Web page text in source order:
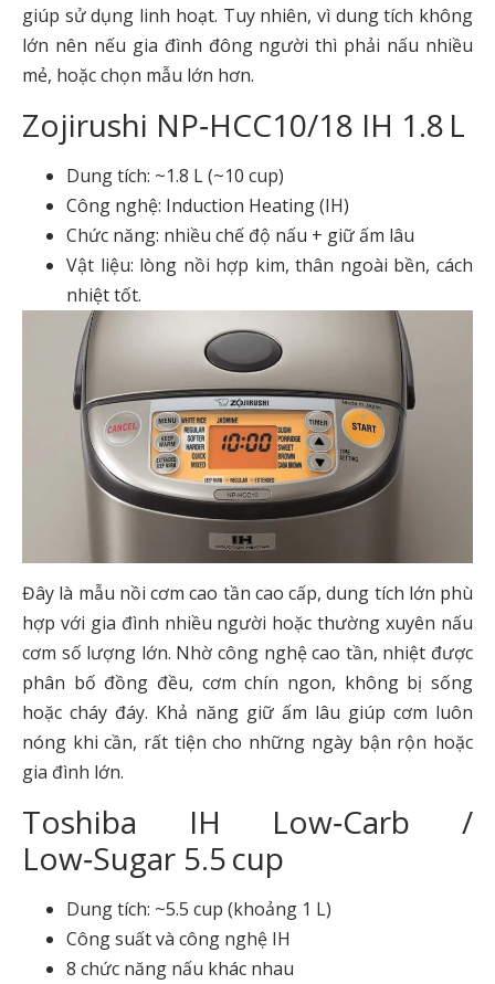
giúp sử dụng linh hoạt. Tuy nhiên, vì dung tích không
lớn nên nếu gia đình đông người thì phải nấu nhiều
mẻ, hoặc chọn mẫu lớn hơn.
Zojirushi NP‑HCC10/18 IH 1.8 L
Dung tích: ~1.8 L (~10 cup)
Công nghệ: Induction Heating (IH)
Chức năng: nhiều chế độ nấu + giữ ấm lâu
Vật liệu: lòng nồi hợp kim, thân ngoài bền, cách
nhiệt tốt.
Đây là mẫu nồi cơm cao tần cao cấp, dung tích lớn phù
hợp với gia đình nhiều người hoặc thường xuyên nấu
cơm số lượng lớn. Nhờ công nghệ cao tần, nhiệt được
phân bố đồng đều, cơm chín ngon, không bị sống
hoặc cháy đáy. Khả năng giữ ấm lâu giúp cơm luôn
nóng khi cần, rất tiện cho những ngày bận rộn hoặc
gia đình lớn.
Toshiba IH Low‑Carb /
Low‑Sugar 5.5 cup
Dung tích: ~5.5 cup (khoảng 1 L)
Công suất và công nghệ IH
8 chức năng nấu khác nhau